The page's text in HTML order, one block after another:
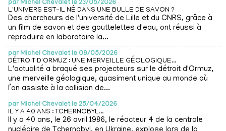
par Michel Chevalet le 23/05/2026
L'UNIVERS EST-IL NÉ DANS UNE BULLE DE SAVON ?
Des chercheurs de l'université de Lille et du CNRS, grâce à
un film de savon et des gouttelettes d'eau, ont réussi à
reproduire en laboratoire la...
par Michel Chevalet le 09/05/2026
DÉTROIT D'ORMUZ : UNE MERVEILLE GÉOLOGIQUE...
L'actualité a braqué ses projecteurs sur le détroit d'Ormuz,
une merveille géologique, quasiment unique au monde où
l’on assiste à la collision de...
par Michel Chevalet le 25/04/2026
IL Y A 40 ANS : TCHERNOBYL...
Il y a 40 ans, le 26 avril 1986, le réacteur 4 de la centrale